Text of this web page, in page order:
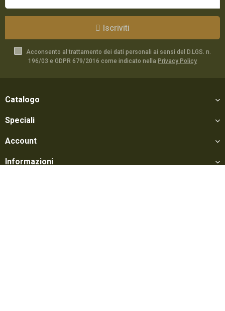
Iscriviti
Acconsento al trattamento dei dati personali ai sensi del D.LGS. n.
196/03 e GDPR 679/2016 come indicato nella Privacy Policy
Catalogo
Speciali
Account
Informazioni